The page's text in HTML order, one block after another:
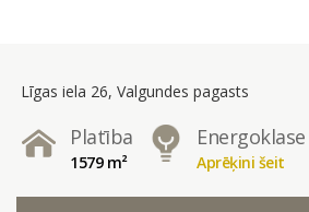
Līgas iela 26, Valgundes pagasts
Platība
1579 m²
Energoklase
Aprēķini šeit